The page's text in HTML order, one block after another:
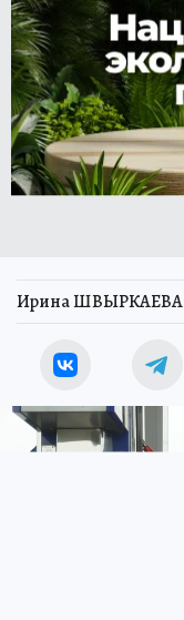
Ирина ШВЫРКАЕВА